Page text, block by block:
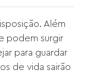
Além
podem surgir
para guardar
de vida sairão